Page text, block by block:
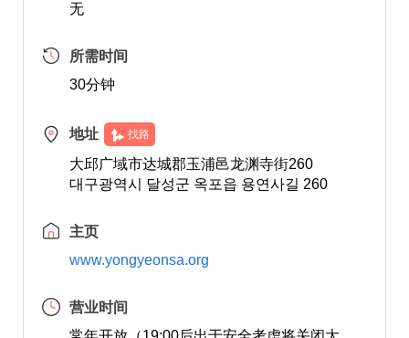
无
所需时间
30分钟
地址 找路
大邱广域市达城郡玉浦邑龙渊寺街260
대구광역시 달성군 옥포읍 용연사길 260
主页
www.yongyeonsa.org
营业时间